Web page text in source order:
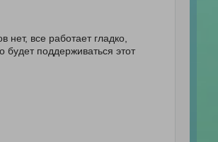
все работает гладко,
поддерживаться этот